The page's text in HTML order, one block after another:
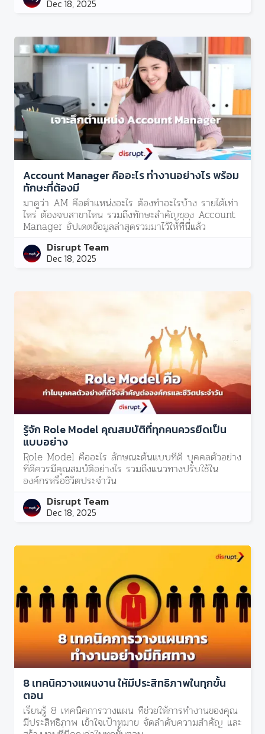
Dec 18, 2025
Account Manager คืออะไร ทำงานอย่างไร พร้อม
ทักษะที่ต้องมี
มาดูว่า AM คือตำแหน่งอะไร ต้องทำอะไรบ้าง รายได้เท่า
ไหร่ ต้องจบสาขาไหน รวมถึงทักษะสำคัญของ Account
Manager อัปเดตข้อมูลล่าสุดรวมมาไว้ให้ที่นี่แล้ว
Disrupt Team
Dec 18, 2025
รู้จัก Role Model คุณสมบัติที่ทุกคนควรยึดเป็น
แบบอย่าง
Role Model คืออะไร ลักษณะต้นแบบที่ดี บุคคลตัวอย่าง
ที่ดีควรมีคุณสมบัติอย่างไร รวมถึงแนวทางปรับใช้ใน
องค์กรหรือชีวิตประจำวัน
Disrupt Team
Dec 18, 2025
8 เทคนิควางแผนงาน ให้มีประสิทธิภาพในทุกขั้น
ตอน
เรียนรู้ 8 เทคนิคการวางแผน ที่ช่วยให้การทํางานของคุณ
มีประสิทธิภาพ เข้าใจเป้าหมาย จัดลำดับความสำคัญ และ